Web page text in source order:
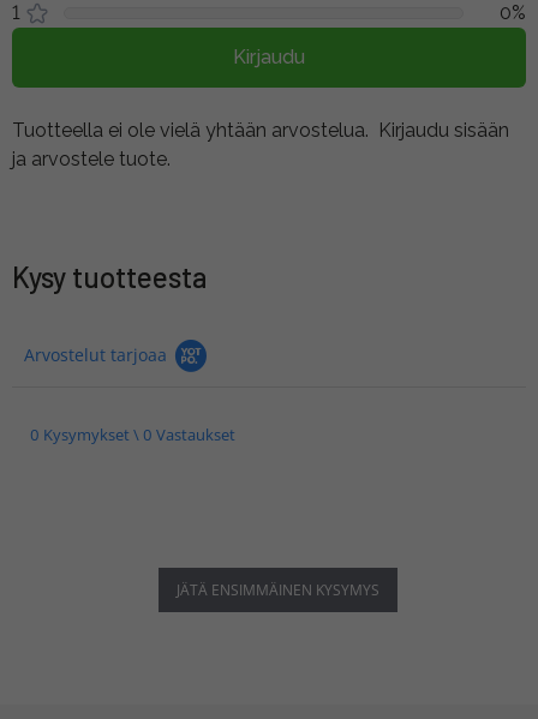
1
0%
Kirjaudu
Tuotteella ei ole vielä yhtään arvostelua. Kirjaudu sisään
ja arvostele tuote.
Kysy tuotteesta
Arvostelut tarjoaa
0 Kysymykset \ 0 Vastaukset
JÄTÄ ENSIMMÄINEN KYSYMYS